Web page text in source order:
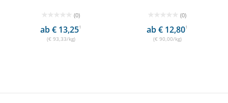
(0)
ab € 13,251
(€ 93,33/kg)
(0)
ab € 12,801
(€ 90,00/kg)